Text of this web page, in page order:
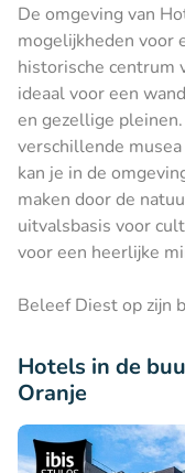
De omgeving van
mogelijkheden voor
historische centrum
ideaal voor een
en gezellige
verschillende
kan je in de
maken door de
uitvalsbasis voor
voor een heerlijke
Beleef Diest op zijn
Hotels in de
Oranje